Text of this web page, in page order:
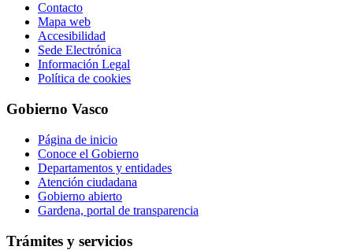
Contacto
Mapa web
Accesibilidad
Sede Electrónica
Información Legal
Política de cookies
Gobierno Vasco
Página de inicio
Conoce el Gobierno
Departamentos y entidades
Atención ciudadana
Gobierno abierto
Gardena, portal de transparencia
Trámites y servicios